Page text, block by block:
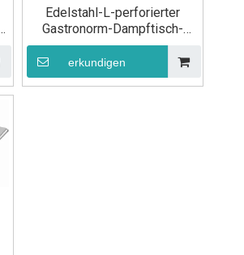
Edelstahl-L-perforierter
Gastronorm-Dampftisch-
Pfanne-Behälter-Pfanne GN
1/2 200 mm für die Küche
erkundigen